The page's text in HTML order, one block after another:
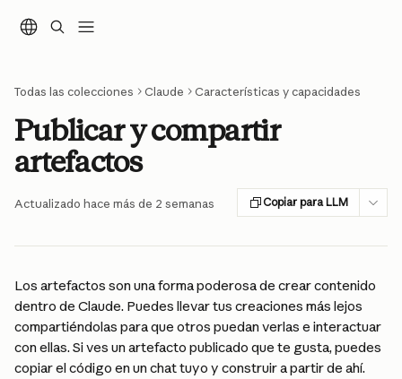
Todas las colecciones Claude Características y capacidades
Publicar y compartir
artefactos
Actualizado hace más de 2 semanas Copiar para LLM
Los artefactos son una forma poderosa de crear contenido
dentro de Claude. Puedes llevar tus creaciones más lejos
compartiéndolas para que otros puedan verlas e interactuar
con ellas. Si ves un artefacto publicado que te gusta, puedes
copiar el código en un chat tuyo y construir a partir de ahí.